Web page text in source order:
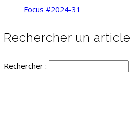
Focus #2024-31
Rechercher un article
Rechercher :